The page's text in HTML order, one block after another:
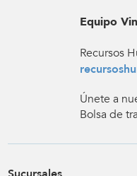
Equipo
Recursos
Únete a
Bolsa de